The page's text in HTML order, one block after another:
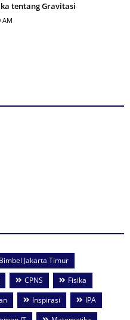
tentang Gravitasi
AM
Bimbel Jakarta Timur
CPNS
Fisika
Inspirasi
IPA